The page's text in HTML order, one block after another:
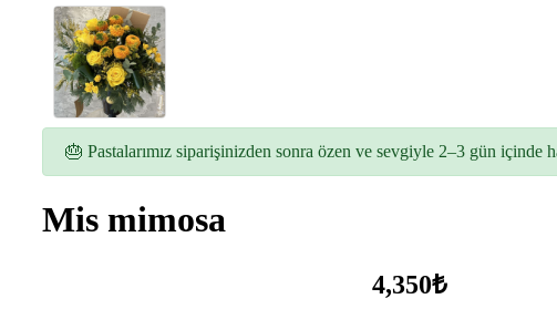
🎂 Pastalarımız siparişinizden sonra özen ve sevgiyle 2–3 gün içinde
Mis mimosa
4,350₺